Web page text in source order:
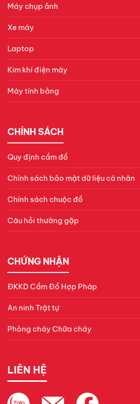
Máy chụp ảnh
Xe máy
Laptop
Kim khí điện máy
Máy tính bảng
CHÍNH SÁCH
Quy định cầm đồ
Chính sách bảo mật dữ liệu cá nhân
Chính sách chuộc đồ
Câu hỏi thường gặp
CHỨNG NHẬN
ĐKKD Cầm Đồ Hợp Pháp
An ninh Trật tự
Phòng cháy Chữa cháy
LIÊN HỆ